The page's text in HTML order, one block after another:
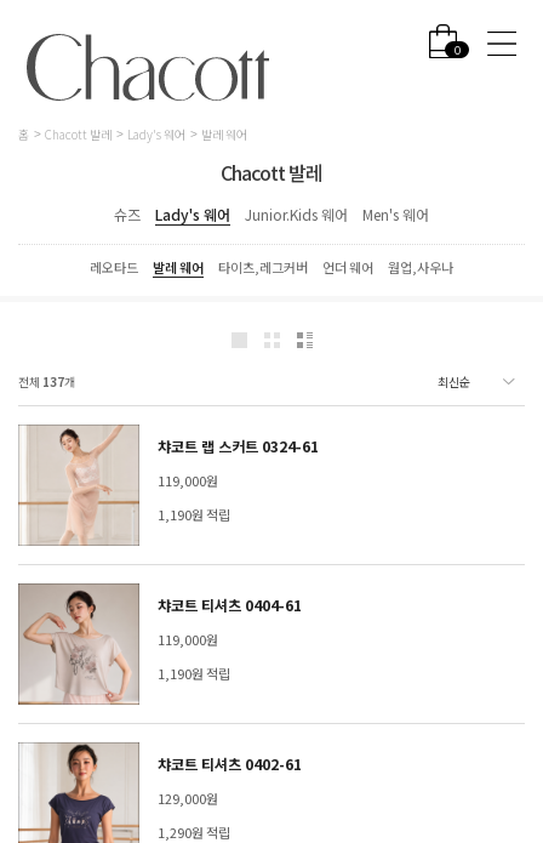
0
홈 Chacott 발레 Lady's 웨어 발레 웨어
Chacott 발레
슈즈 Lady's 웨어 Junior.Kids 웨어 Men's 웨어
레오타드 발레 웨어 타이츠,레그커버 언더 웨어 웜업,사우나
전체 137개
챠코트 랩 스커트 0324-61
119,000원
1,190원 적립
챠코트 티셔츠 0404-61
119,000원
1,190원 적립
챠코트 티셔츠 0402-61
129,000원
1,290원 적립